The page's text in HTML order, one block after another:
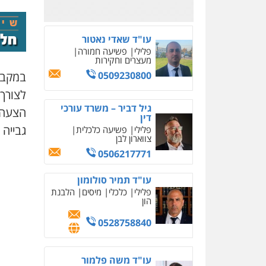
עו"ד שאדי נאטור
פלילי פשיעה חמורה
מעצרים וחקירות
0509230800
גיל דביר – משרד עורכי
דין
פלילי פשיעה כלכלית
צווארון לבן
0506217771
עו"ד תמיר סולומון
פלילי כלכלי מיסים הלבנת
הון
0528758840
עו"ד משה פלמור